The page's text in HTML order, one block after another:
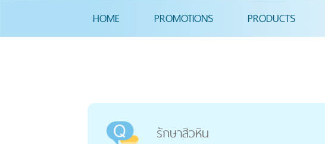
HOME PROMOTIONS PRODUCTS
รักษาสิวหิน